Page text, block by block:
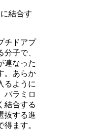
結合す
チドアプ
分子で、
連なった
。あらか
るように
パラミロ
結合する
抜する進
ます。